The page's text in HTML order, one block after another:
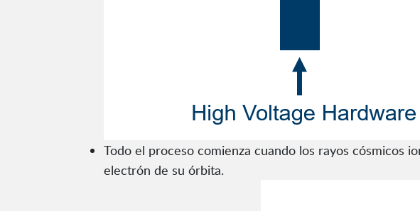
Todo el proceso comienza cuando los rayos cósmicos
electrón de su órbita.